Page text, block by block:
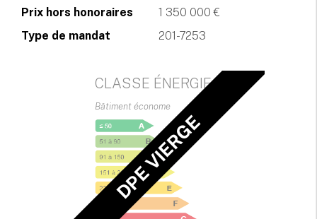
Prix hors honoraires
1 350 000 €
Type de mandat
201-7253
CLASSE ÉNERGIE
Bâtiment économe
DPE VIERGE